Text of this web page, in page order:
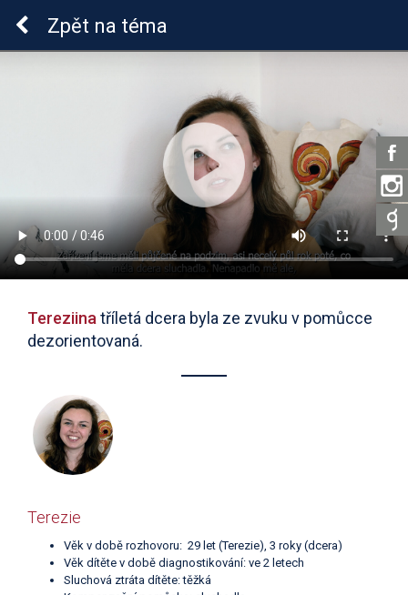
Sluchová vada u dětí
Zpět na téma
Tereziina tříletá dcera byla ze zvuku v pomůcce
dezorientovaná.
Terezie
Věk v době rozhovoru: 29 let (Terezie), 3 roky (dcera)
Věk dítěte v době diagnostikování: ve 2 letech
Sluchová ztráta dítěte: těžká